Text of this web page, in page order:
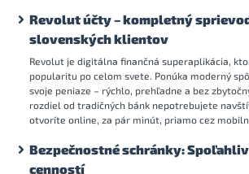
Revolut účty – kompletný
slovenských klientov
Revolut je digitálna finančná superaplikácia,
popularitu po celom svete. Ponúka moderný
svoje peniaze – rýchlo, prehľadne a bez
rozdiel od tradičných bánk nepotrebujete
otvoríte online, za pár minút, priamo cez
Bezpečnostné schránky:
cenností